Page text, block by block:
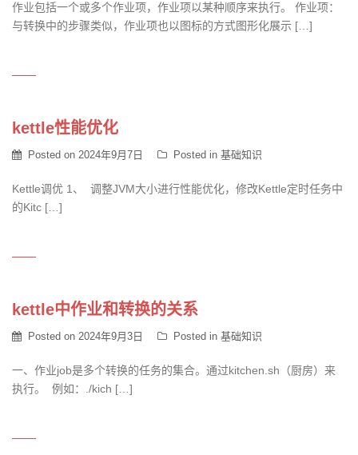
作业包括一个或多个作业项，作业项以某种顺序来执行。 作业项：
与转换中的步骤类似，作业项也以图标的方式图形化展示 […]
kettle性能优化
Posted on 2024年9月7日 Posted in 基础知识
Kettle调优 1、 调整JVM大小进行性能优化，修改Kettle定时任务中
的Kitc […]
kettle中作业和转换的关系
Posted on 2024年9月3日 Posted in 基础知识
一、作业job是多个转换的任务的集合。通过kitchen.sh（厨房）来
执行。 例如：./kich […]